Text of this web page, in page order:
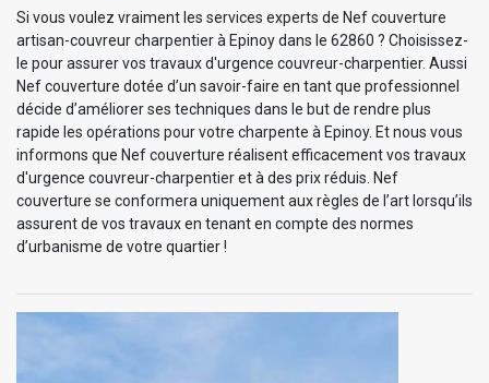
Si vous voulez vraiment les services experts de Nef couverture
artisan-couvreur charpentier à Epinoy dans le 62860 ? Choisissez-
le pour assurer vos travaux d'urgence couvreur-charpentier. Aussi
Nef couverture dotée d’un savoir-faire en tant que professionnel
décide d’améliorer ses techniques dans le but de rendre plus
rapide les opérations pour votre charpente à Epinoy. Et nous vous
informons que Nef couverture réalisent efficacement vos travaux
d'urgence couvreur-charpentier et à des prix réduis. Nef
couverture se conformera uniquement aux règles de l’art lorsqu’ils
assurent de vos travaux en tenant en compte des normes
d’urbanisme de votre quartier !